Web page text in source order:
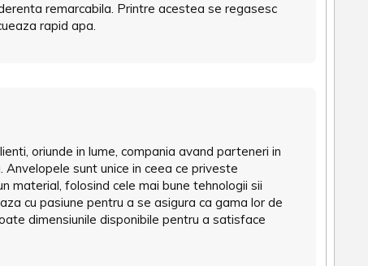
remarcabila. Printre acestea se regasesc
rapid apa.
oriunde in lume, compania avand parteneri in
Anvelopele sunt unice in ceea ce priveste
material, folosind cele mai bune tehnologii sii
cu pasiune pentru a se asigura ca gama lor de
dimensiunile disponibile pentru a satisface